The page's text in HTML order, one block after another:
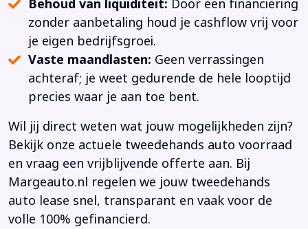
Behoud van liquiditeit: Door een financiering
zonder aanbetaling houd je cashflow vrij voor
je eigen bedrijfsgroei.
Vaste maandlasten: Geen verrassingen
achteraf; je weet gedurende de hele looptijd
precies waar je aan toe bent.
Wil jij direct weten wat jouw mogelijkheden zijn?
Bekijk onze actuele tweedehands auto voorraad
en vraag een vrijblijvende offerte aan. Bij
Margeauto.nl regelen we jouw tweedehands
auto lease snel, transparant en vaak voor de
volle 100% gefinancierd.